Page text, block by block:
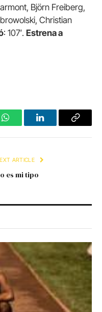
Björn Freiberg,
Christian
: 107′. Estrena a
WhatsAppLinkedInCopy
ARTICLE
es mi tipo